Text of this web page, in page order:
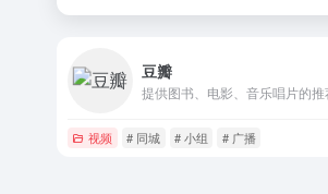
豆瓣
视频 # 同城 # 小组 # 广播